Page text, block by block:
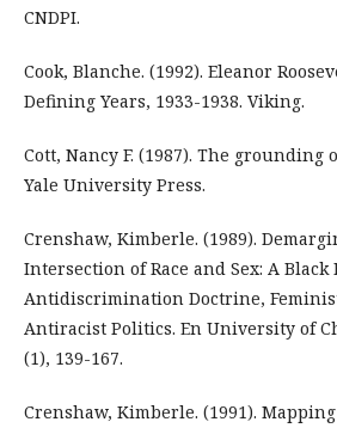
CNDPI.
Cook, Blanche. (1992). Eleanor
Defining Years, 1933-1938. Viking.
Cott, Nancy F. (1987). The grounding
Yale University Press.
Crenshaw, Kimberle. (1989).
Intersection of Race and Sex: A
Antidiscrimination Doctrine,
Antiracist Politics. En University of
(1), 139-167.
Crenshaw, Kimberle. (1991).